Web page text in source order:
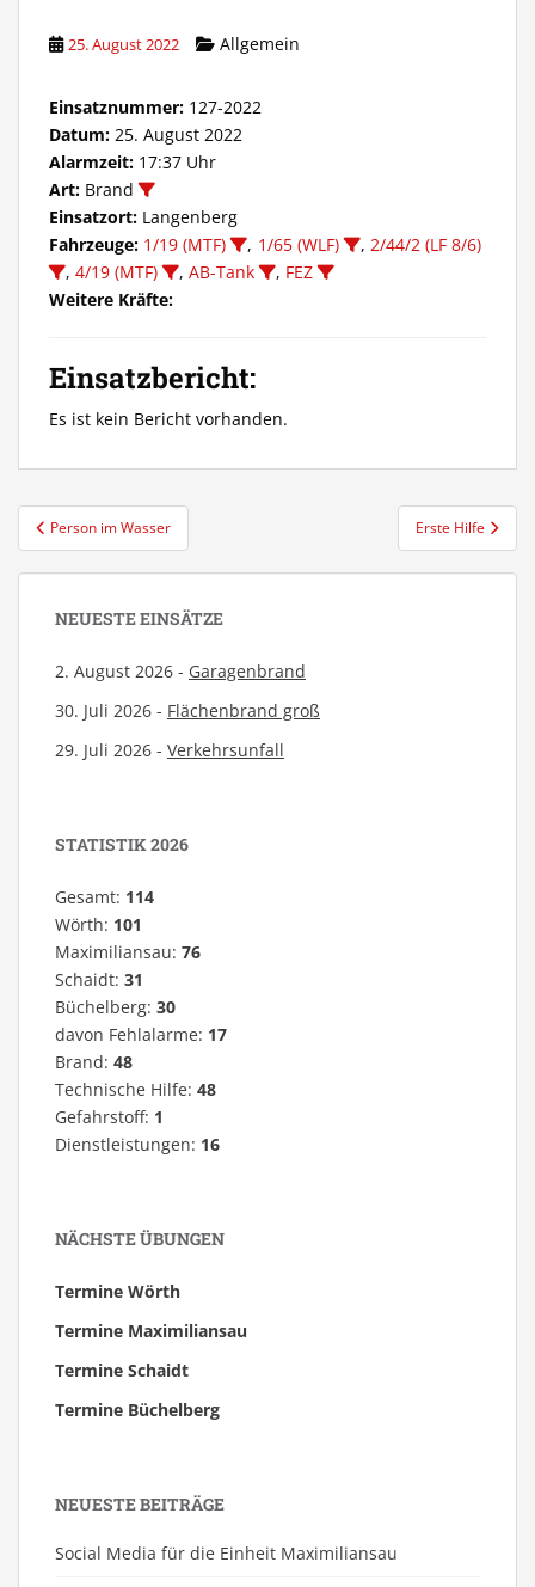
25. August 2022 Allgemein
Einsatznummer: 127-2022
Datum: 25. August 2022
Alarmzeit: 17:37 Uhr
Art: Brand
Einsatzort: Langenberg
Fahrzeuge: 1/19 (MTF) , 1/65 (WLF) , 2/44/2 (LF 8/6)
, 4/19 (MTF) , AB-Tank , FEZ
Weitere Kräfte:
Einsatzbericht:
Es ist kein Bericht vorhanden.
Beitragsnavigation
Person im Wasser Erste Hilfe
NEUESTE EINSÄTZE
2. August 2026 - Garagenbrand
30. Juli 2026 - Flächenbrand groß
29. Juli 2026 - Verkehrsunfall
STATISTIK 2026
Gesamt: 114
Wörth: 101
Maximiliansau: 76
Schaidt: 31
Büchelberg: 30
davon Fehlalarme: 17
Brand: 48
Technische Hilfe: 48
Gefahrstoff: 1
Dienstleistungen: 16
NÄCHSTE ÜBUNGEN
Termine Wörth
Termine Maximiliansau
Termine Schaidt
Termine Büchelberg
NEUESTE BEITRÄGE
Social Media für die Einheit Maximiliansau